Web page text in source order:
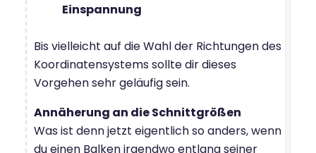
Einspannung
Bis vielleicht auf die Wahl der Richtungen des
Koordinatensystems sollte dir dieses
Vorgehen sehr geläufig sein.
Annäherung an die Schnittgrößen
Was ist denn jetzt eigentlich so anders, wenn
du einen Balken irgendwo entlang seiner